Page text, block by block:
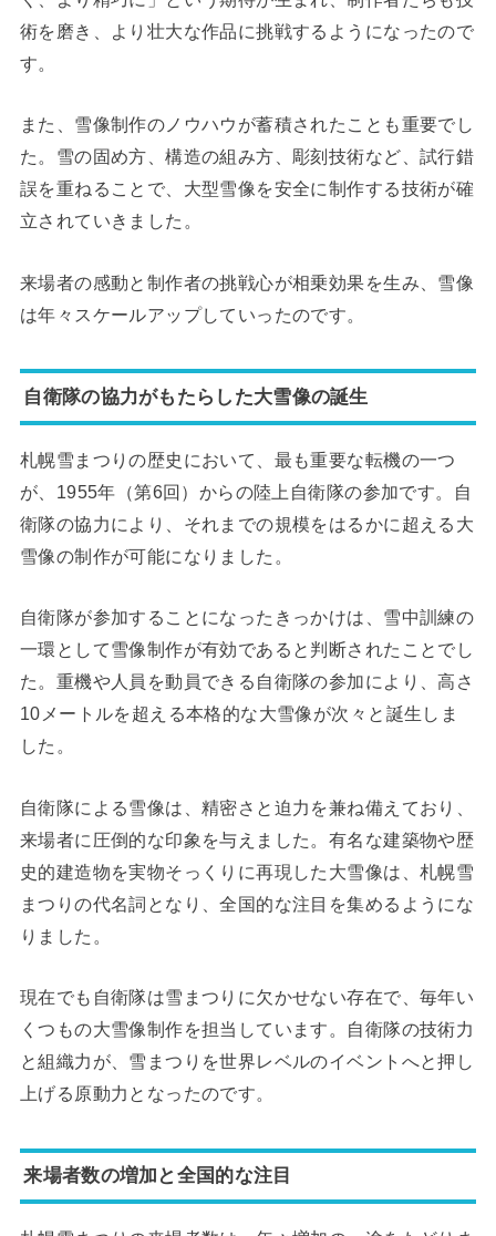
術を磨き、より壮大な作品に挑戦するようになったので
す。
また、雪像制作のノウハウが蓄積されたことも重要でし
た。雪の固め方、構造の組み方、彫刻技術など、試行錯
誤を重ねることで、大型雪像を安全に制作する技術が確
立されていきました。
来場者の感動と制作者の挑戦心が相乗効果を生み、雪像
は年々スケールアップしていったのです。
自衛隊の協力がもたらした大雪像の誕生
札幌雪まつりの歴史において、最も重要な転機の一つ
が、1955年（第6回）からの陸上自衛隊の参加です。自
衛隊の協力により、それまでの規模をはるかに超える大
雪像の制作が可能になりました。
自衛隊が参加することになったきっかけは、雪中訓練の
一環として雪像制作が有効であると判断されたことでし
た。重機や人員を動員できる自衛隊の参加により、高さ
10メートルを超える本格的な大雪像が次々と誕生しま
した。
自衛隊による雪像は、精密さと迫力を兼ね備えており、
来場者に圧倒的な印象を与えました。有名な建築物や歴
史的建造物を実物そっくりに再現した大雪像は、札幌雪
まつりの代名詞となり、全国的な注目を集めるようにな
りました。
現在でも自衛隊は雪まつりに欠かせない存在で、毎年い
くつもの大雪像制作を担当しています。自衛隊の技術力
と組織力が、雪まつりを世界レベルのイベントへと押し
上げる原動力となったのです。
来場者数の増加と全国的な注目